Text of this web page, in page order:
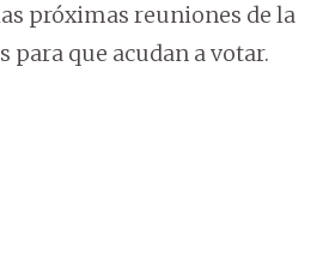
próximas reuniones de la
para que acudan a votar.